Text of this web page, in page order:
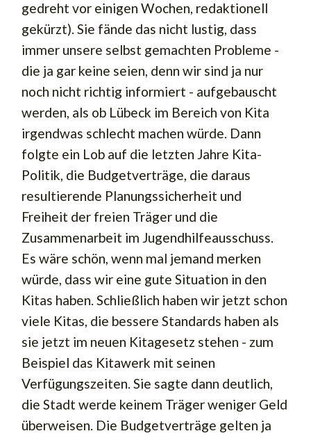
gedreht vor einigen Wochen, redaktionell
gekürzt). Sie fände das nicht lustig, dass
immer unsere selbst gemachten Probleme -
die ja gar keine seien, denn wir sind ja nur
noch nicht richtig informiert - aufgebauscht
werden, als ob Lübeck im Bereich von Kita
irgendwas schlecht machen würde. Dann
folgte ein Lob auf die letzten Jahre Kita-
Politik, die Budgetverträge, die daraus
resultierende Planungssicherheit und
Freiheit der freien Träger und die
Zusammenarbeit im Jugendhilfeausschuss.
Es wäre schön, wenn mal jemand merken
würde, dass wir eine gute Situation in den
Kitas haben. Schließlich haben wir jetzt schon
viele Kitas, die bessere Standards haben als
sie jetzt im neuen Kitagesetz stehen - zum
Beispiel das Kitawerk mit seinen
Verfügungszeiten. Sie sagte dann deutlich,
die Stadt werde keinem Träger weniger Geld
überweisen. Die Budgetverträge gelten ja